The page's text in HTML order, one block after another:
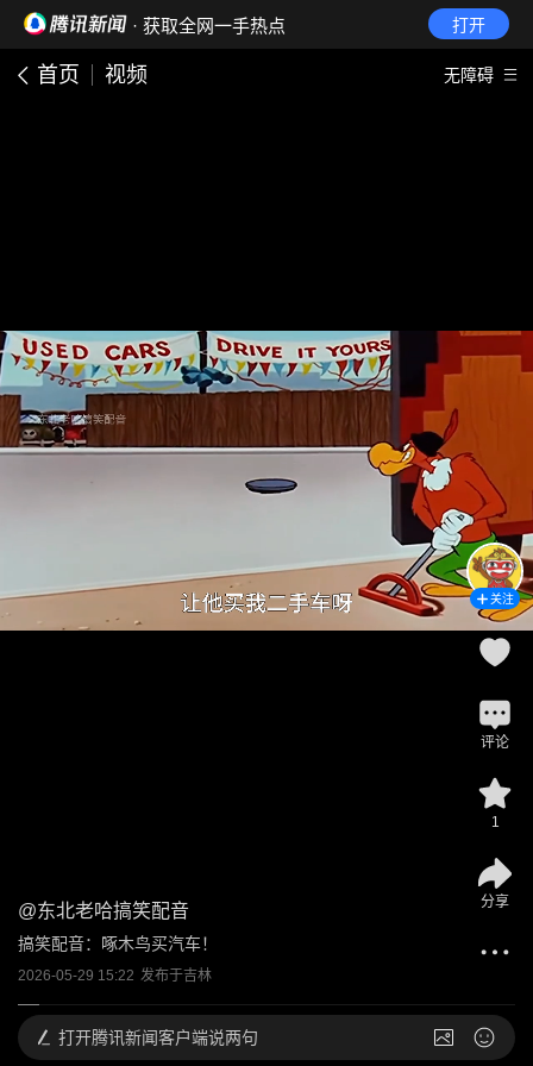
· 获取全网一手热点 打开
首页 视频 无障碍
@东北老哈搞笑配音
搞笑配音：啄木鸟买汽车！
2026-05-29 15:22 发布于吉林
关注
评论
1
分享
打开腾讯新闻客户端说两句